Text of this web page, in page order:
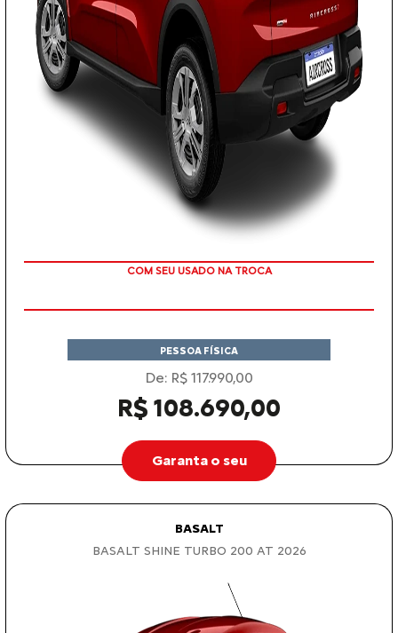
TAXA ZERO EM 12X
PESSOA FÍSICA
De: R$ 117.990,00
R$ 108.690,00
Garanta o seu
BASALT
BASALT SHINE TURBO 200 AT 2026